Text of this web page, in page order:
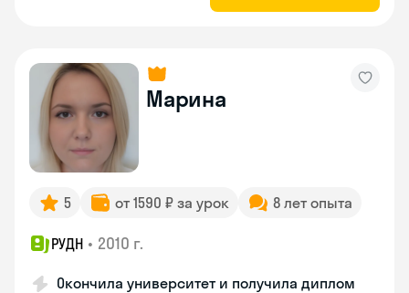
Марина
5 от 1590 ₽ за урок 8 лет опыта
РУДН • 2010 г.
Окончила университет и получила диплом